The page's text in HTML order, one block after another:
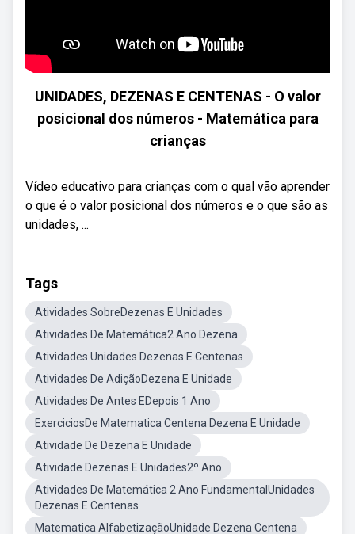
UNIDADES, DEZENAS E CENTENAS - O valor
posicional dos números - Matemática para
crianças
Vídeo educativo para crianças com o qual vão aprender
o que é o valor posicional dos números e o que são as
unidades, ...
Tags
Atividades SobreDezenas E Unidades
Atividades De Matemática2 Ano Dezena
Atividades Unidades Dezenas E Centenas
Atividades De AdiçãoDezena E Unidade
Atividades De Antes EDepois 1 Ano
ExerciciosDe Matematica Centena Dezena E Unidade
Atividade De Dezena E Unidade
Atividade Dezenas E Unidades2º Ano
Atividades De Matemática 2 Ano FundamentalUnidades
Dezenas E Centenas
Matematica AlfabetizaçãoUnidade Dezena Centena